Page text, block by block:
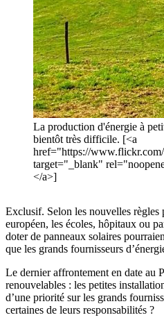
La production d'énergie à
bientôt très difficile. [<a
href="https://
target="_blank"
</a>]
Exclusif. Selon les nouvelles règles
européen, les écoles, hôpitaux ou
doter de panneaux solaires
que les grands fournisseurs
Le dernier affrontement en date au
renouvelables : les petites
d’une priorité sur les grands
certaines de leurs responsabilités ?